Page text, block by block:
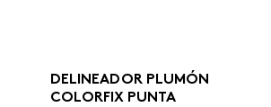
DELINEADOR PLUMÓN
COLORFIX PUNTA